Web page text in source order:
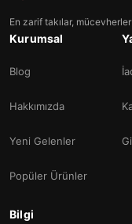
En zarif takılar,
Kurumsal
Blog
Hakkımızda
Yeni Gelenler
Popüler Ürünler
Bilgi